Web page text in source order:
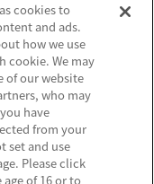
情報保護方針
Personal
cookies to
and ads.
how we use
cookie. We may
of our website
who may
have
from your
set and use
Please click
of 16 or to